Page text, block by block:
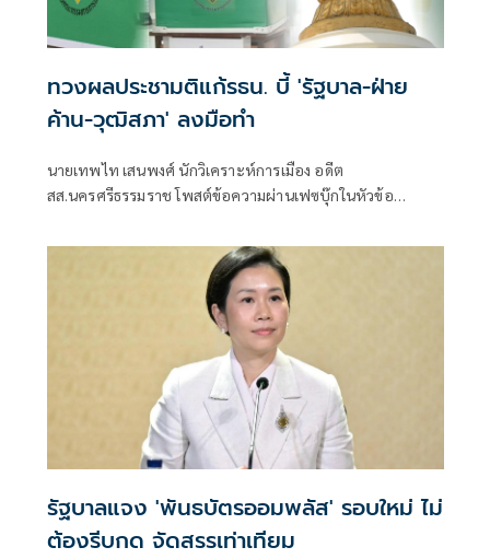
ทวงผลประชามติแก้รธน. บี้ 'รัฐบาล-ฝ่าย
ค้าน-วุฒิสภา' ลงมือทำ
นายเทพไท เสนพงศ์ นักวิเคราะห์การเมือง อดีต
สส.นครศรีธรรมราช โพสต์ข้อความผ่านเฟซบุ๊กในหัวข้อ
รัฐบาลแจง 'พันธบัตรออมพลัส' รอบใหม่ ไม่
ต้องรีบกด จัดสรรเท่าเทียม